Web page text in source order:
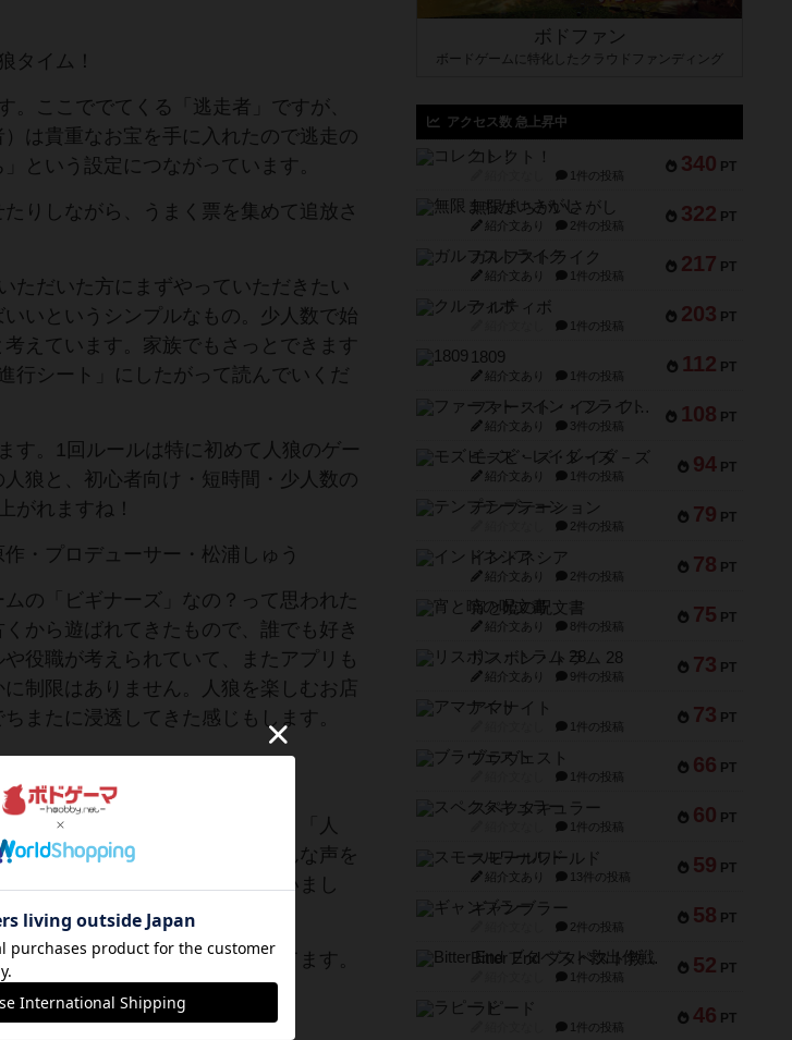
タイム！
ここででてくる「逃走者」ですが、
は貴重なお宝を手に入れたので逃走の
という設定につながっています。
りしながら、うまく票を集めて追放さ
ただいた方にまずやっていただきたい
いというシンプルなもの。少人数で始
えています。家族でもさっとできます
行シート」にしたがって読んでいくだ
す。1回ルールは特に初めて人狼のゲー
狼と、初心者向け・短時間・少人数の
がれますね！
・プロデューサー・松浦しゅう
の「ビギナーズ」なの？って思われた
から遊ばれてきたもので、誰でも好き
役職が考えられていて、またアプリも
制限はありません。人狼を楽しむお店
またに浸透してきた感じもします。
いいそうな感じがしています。「人
取ったらいいのか・・・、そんな声を
ったとき、同じように感じていまし
と思ったのです。
んでもらうことを第一に考えてます。
ボドファン
ボードゲームに特化したクラウドファンディング
アクセス数 急上昇中
340 PT
コレクト！
1件の投稿
322 PT
無限まちがいさがし
紹介文あり 2件の投稿
217 PT
ガルフストライク
紹介文あり 1件の投稿
203 PT
クルティボ
1件の投稿
112 PT
1809
紹介文あり 1件の投稿
108 PT
ファースト・イン・フライト
紹介文あり 3件の投稿
94 PT
モズビ－ズ・レイダ－ズ
紹介文あり 1件の投稿
79 PT
テンプテーション
2件の投稿
78 PT
インドネシア
紹介文あり 2件の投稿
75 PT
宵と暁の呪文書
紹介文あり 8件の投稿
73 PT
リスボン・トラム 28
紹介文あり 9件の投稿
73 PT
アマナイト
1件の投稿
66 PT
ブラヴェスト
1件の投稿
60 PT
スペクタキュラー
1件の投稿
59 PT
スモールワールド
紹介文あり 13件の投稿
58 PT
ギャンブラー
2件の投稿
52 PT
Bitter End ブタペスト救出作戦
1件の投稿
46 PT
ラピード
1件の投稿